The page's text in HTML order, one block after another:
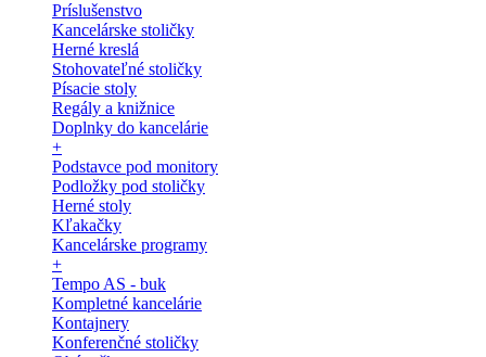
Príslušenstvo
Kancelárske stoličky
Herné kreslá
Stohovateľné stoličky
Písacie stoly
Regály a knižnice
Doplnky do kancelárie
+
Podstavce pod monitory
Podložky pod stoličky
Herné stoly
Kľakačky
Kancelárske programy
+
Tempo AS - buk
Kompletné kancelárie
Kontajnery
Konferenčné stoličky